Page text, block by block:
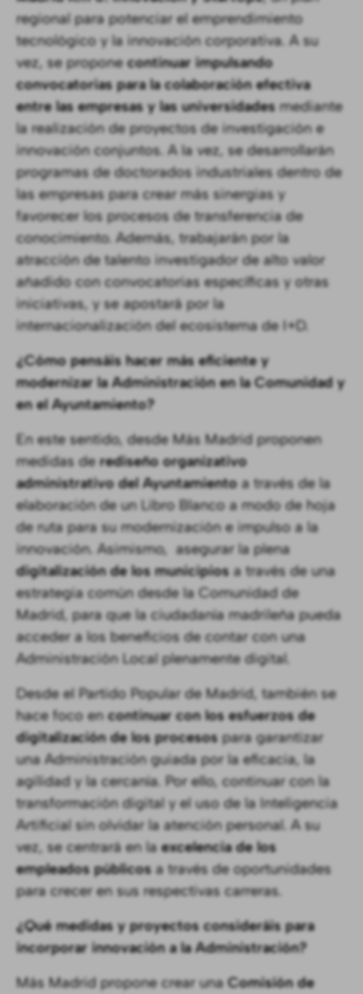
regional para potenciar el emprendimiento
tecnológico y la innovación corporativa. A su
vez, se proponecontinuar impulsando
convocatorias para la colaboración efectiva
entre las empresas y las universidadesmediante
la realización de proyectos de investigación e
innovación conjuntos. A la vez, se desarrollarán
programas de doctorados industriales dentro de
las empresas para crear más sinergias y
favorecer los procesos de transferencia de
conocimiento. Además, trabajarán por la
atracción de talento investigador de alto valor
añadido con convocatorias específicas y otras
iniciativas, y se apostará por la
internacionalización del ecosistema de I+D.
¿Cómo pensáis hacer más eficiente y
modernizar la Administración en la Comunidad y
en el Ayuntamiento?
En este sentido, desde Más Madrid proponen
medidas derediseño organizativo
administrativo del Ayuntamientoa través de la
elaboración de un Libro Blanco a modo de hoja
de ruta para su modernización e impulso a la
innovación. Asimismo, asegurar la plena
digitalización de los municipiosa través de una
estrategia común desde la Comunidad de
Madrid, para que la ciudadanía madrileña pueda
acceder a los beneficios de contar con una
Administración Local plenamente digital.
Desde el Partido Popular de Madrid, también se
hace foco encontinuar con los esfuerzos de
digitalización de los procesospara garantizar
una Administración guiada por la eficacia, la
agilidad y la cercanía. Por ello, continuar con la
transformación digital y el uso de la Inteligencia
Artificial sin olvidar la atención personal. A su
vez, se centrará en laexcelencia de los
empleados públicosa través de oportunidades
para crecer en sus respectivas carreras.
¿Qué medidas y proyectos consideráis para
incorporar innovación a la Administración?
Más Madrid propone crear unaComisión de